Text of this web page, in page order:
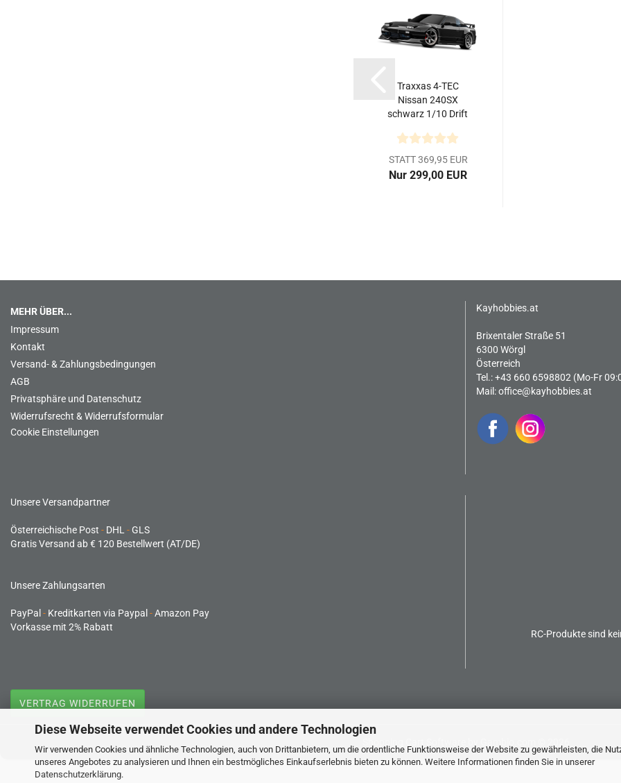
Diese Webseite verwendet Cookies und andere Technologien
Wir verwenden Cookies und ähnliche Technologien, auch von Drittanbietern, um die ordentliche Funktionsweise der Website zu gewährleisten, die
unseres Angebotes zu analysieren und Ihnen ein bestmögliches Einkaufserlebnis bieten zu können. Weitere Informationen finden Sie in unserer
Datenschutzerklärung.
Traxxas 4-TEC
Nissan 240SX
schwarz 1/10 Drift
STATT 369,95 EUR
Nur 299,00 EUR
MEHR ÜBER...
Impressum
Kontakt
Versand- & Zahlungsbedingungen
AGB
Privatsphäre und Datenschutz
Widerrufsrecht & Widerrufsformular
Cookie Einstellungen
Kayhobbies.at
Brixentaler Straße 51
6300 Wörgl
Österreich
Tel.: +43 660 6598802 (Mo-Fr
Mail:office@kayhobbies.at
Unsere Versandpartner
Österreichische Post - DHL -GLS
Gratis Versand ab € 120 Bestellwert (AT/DE)
Unsere Zahlungsarten
PayPal - Kreditkarten via Paypal -Amazon Pay
Vorkasse mit 2% Rabatt
RC-Produkte sind
VERTRAG WIDERRUFEN